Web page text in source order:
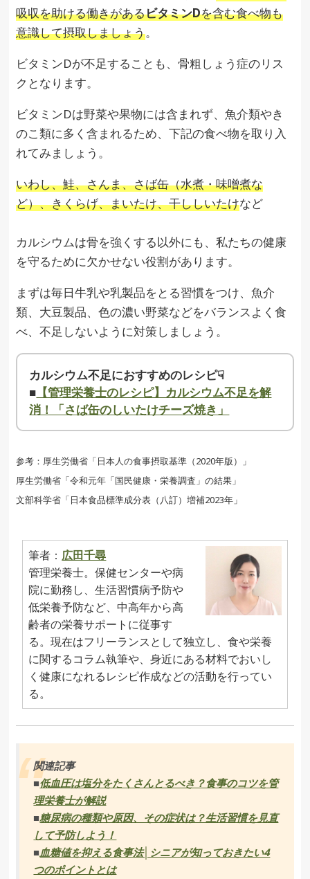
吸収を助ける働きがあるビタミンDを含む食べ物も
意識して摂取しましょう。
ビタミンDが不足することも、骨粗しょう症のリス
クとなります。
ビタミンDは野菜や果物には含まれず、魚介類やき
のこ類に多く含まれるため、下記の食べ物を取り入
れてみましょう。
いわし、鮭、さんま、さば缶（水煮・味噌煮な
ど）、きくらげ、まいたけ、干ししいたけなど
カルシウムは骨を強くする以外にも、私たちの健康
を守るために欠かせない役割があります。
まずは毎日牛乳や乳製品をとる習慣をつけ、魚介
類、大豆製品、色の濃い野菜などをバランスよく食
べ、不足しないように対策しましょう。
カルシウム不足におすすめのレシピ☟
■ 【管理栄養士のレシピ】カルシウム不足を解
消！「さば缶のしいたけチーズ焼き」
参考：厚生労働省「日本人の食事摂取基準（2020年版）」
厚生労働省「令和元年「国民健康・栄養調査」の結果」
文部科学省「日本食品標準成分表（八訂）増補2023年」
筆者： 広田千尋
管理栄養士。保健センターや病
院に勤務し、生活習慣病予防や
低栄養予防など、中高年から高
齢者の栄養サポートに従事す
る。現在はフリーランスとして独立し、食や栄養
に関するコラム執筆や、身近にある材料でおいし
く健康になれるレシピ作成などの活動を行ってい
る。
関連記事
■低血圧は塩分をたくさんとるべき？食事のコツを管
理栄養士が解説
■糖尿病の種類や原因、その症状は？生活習慣を見直
して予防しよう！
■血糖値を抑える食事法│シニアが知っておきたい4
つのポイントとは